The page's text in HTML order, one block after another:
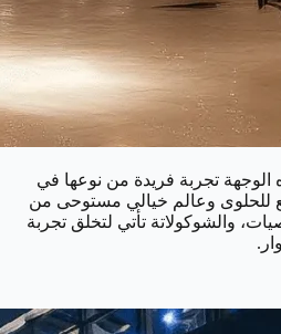
الوجهة تجربة فريدة من نوعها في
للحلوى وعالم خيالي مستوحى من
والشوكولاتة تأتي لتخلق تجربة